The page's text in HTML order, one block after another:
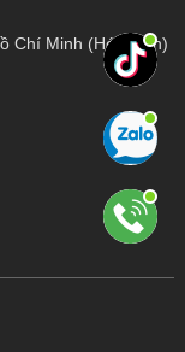
Chí Minh (Hóc Môn)